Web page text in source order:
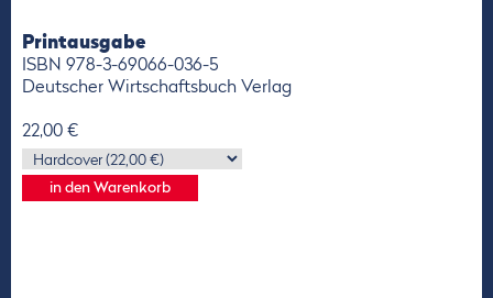
Printausgabe
ISBN 978-3-69066-036-5
Deutscher Wirtschaftsbuch Verlag
22,00 €